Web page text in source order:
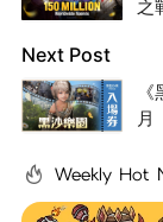
之
Next Post
月
Weekly Hot